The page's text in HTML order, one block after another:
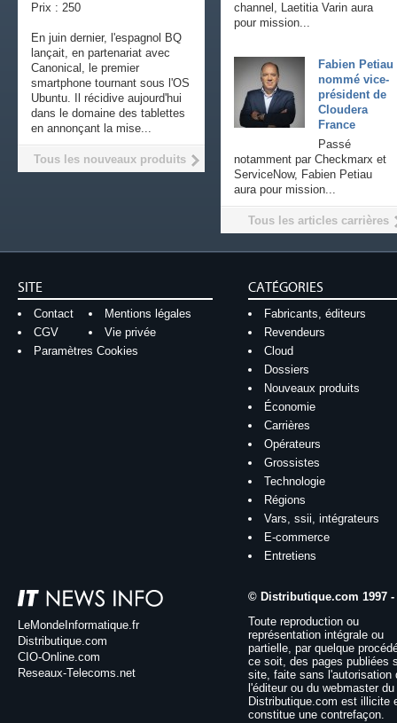
channel, Laetitia Varin aura
pour mission...
Fabien Petiau
nommé vice-
président de
Cloudera
France
Passé
notamment par Checkmarx et
ServiceNow, Fabien Petiau
aura pour mission...
Tous les articles carrières
Prix : 250
En juin dernier, l'espagnol BQ
lançait, en partenariat avec
Canonical, le premier
smartphone tournant sous l'OS
Ubuntu. Il récidive aujourd'hui
dans le domaine des tablettes
en annonçant la mise...
Tous les nouveaux produits
SITE
Contact
Mentions légales
CGV
Vie privée
Paramètres Cookies
CATÉGORIES
Fabricants, éditeurs
Revendeurs
Cloud
Dossiers
Nouveaux produits
Économie
Carrières
Opérateurs
Grossistes
Technologie
Régions
Vars, ssii, intégrateurs
E-commerce
Entretiens
LeMondeInformatique.fr
Distributique.com
CIO-Online.com
Reseaux-Telecoms.net
© Distributique.com 1997 -
Toute reproduction ou
représentation intégrale ou
partielle, par quelque
ce soit, des pages publiées
site, faite sans l'autorisation
l'éditeur ou du webmaster
Distributique.com est illicite
constitue une contrefaçon.